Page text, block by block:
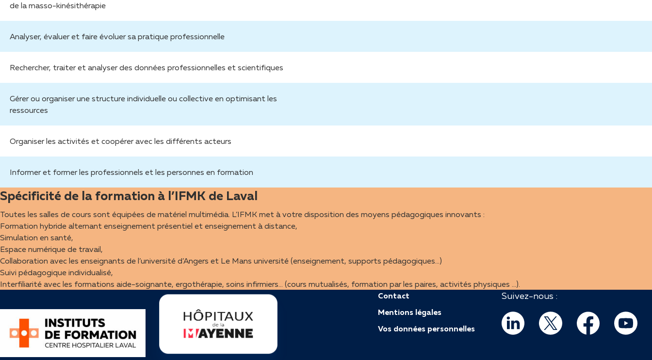
de la masso-kinésithérapie
Analyser, évaluer et faire évoluer sa pratique professionnelle
Rechercher, traiter et analyser des données professionnelles et scientifiques
Gérer ou organiser une structure individuelle ou collective en optimisant les
ressources
Organiser les activités et coopérer avec les différents acteurs
Informer et former les professionnels et les personnes en formation
Spécificité de la formation à l’IFMK de Laval
Toutes les salles de cours sont équipées de matériel multimédia. L’IFMK met à votre disposition des moyens pédagogiques innovants :
Formation hybride alternant enseignement présentiel et enseignement à distance,
Simulation en santé,
Espace numérique de travail,
Collaboration avec les enseignants de l’université d’Angers et Le Mans université (enseignement, supports pédagogiques…)
Suivi pédagogique individualisé,
Interfiliarité avec les formations aide-soignante, ergothérapie, soins infirmiers… (cours mutualisés, formation par les paires, activités physiques …).
Contact
Mentions légales
Vos données personnelles
Suivez-nous :